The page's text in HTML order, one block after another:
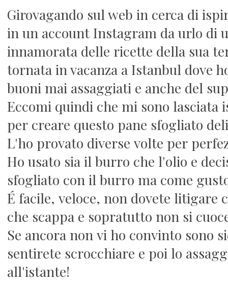
Girovagando sul web in cerca di
in un account Instagram da urlo di
innamorata delle ricette della sua
tornata in vacanza a Istanbul dove
buoni mai assaggiati e anche del
Eccomi quindi che mi sono lasciata
per creare questo pane sfogliato
L'ho provato diverse volte per
Ho usato sia il burro che l'olio e
sfogliato con il burro ma come
É facile, veloce, non dovete litigare
che scappa e sopratutto non si
Se ancora non vi ho convinto sono
sentirete scrocchiare e poi lo
all'istante!